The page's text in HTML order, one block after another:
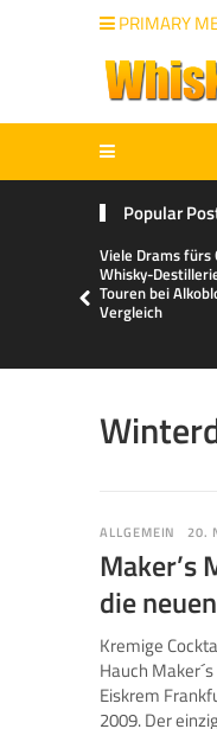
PRIMARY
Popular
Viele Drams fürs
Whisky-
Touren bei
Vergleich
ALLGEMEIN 20.
Maker’s
die
Kremige
Hauch
Eiskrem
2009. Der